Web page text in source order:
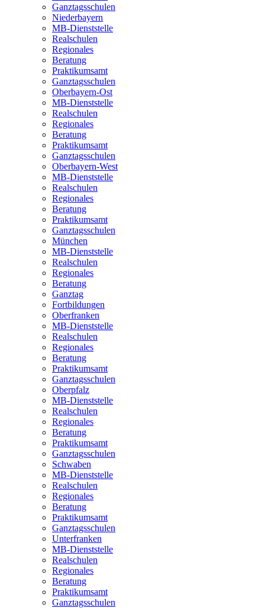
Ganztagsschulen
Niederbayern
MB-Dienststelle
Realschulen
Regionales
Beratung
Praktikumsamt
Ganztagsschulen
Oberbayern-Ost
MB-Dienststelle
Realschulen
Regionales
Beratung
Praktikumsamt
Ganztagsschulen
Oberbayern-West
MB-Dienststelle
Realschulen
Regionales
Beratung
Praktikumsamt
Ganztagsschulen
München
MB-Dienststelle
Realschulen
Regionales
Beratung
Ganztag
Fortbildungen
Oberfranken
MB-Dienststelle
Realschulen
Regionales
Beratung
Praktikumsamt
Ganztagsschulen
Oberpfalz
MB-Dienststelle
Realschulen
Regionales
Beratung
Praktikumsamt
Ganztagsschulen
Schwaben
MB-Dienststelle
Realschulen
Regionales
Beratung
Praktikumsamt
Ganztagsschulen
Unterfranken
MB-Dienststelle
Realschulen
Regionales
Beratung
Praktikumsamt
Ganztagsschulen